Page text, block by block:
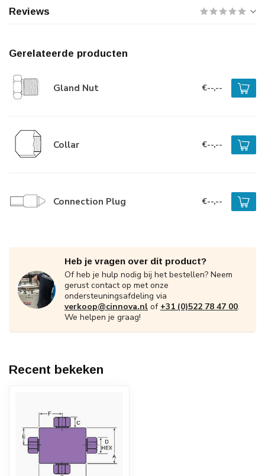
Reviews
Gerelateerde producten
Gland Nut €--,--
Collar €--,--
Connection Plug €--,--
Heb je vragen over dit product?
Of heb je hulp nodig bij het bestellen? Neem
gerust contact op met onze
ondersteuningsafdeling via
verkoop@cinnova.nl of +31 (0)522 78 47 00.
We helpen je graag!
Recent bekeken